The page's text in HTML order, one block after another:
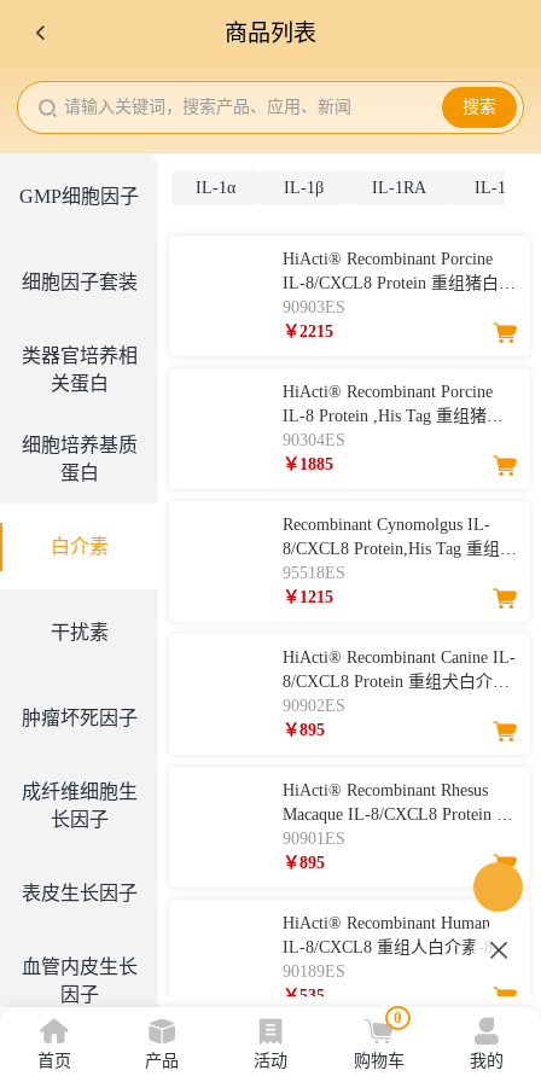
商品列表
请输入关键词，搜索产品、应用、新闻 搜索
GMP细胞因子
细胞因子套装
类器官培养相
关蛋白
细胞培养基质
蛋白
白介素
干扰素
肿瘤坏死因子
成纤维细胞生
长因子
表皮生长因子
血管内皮生长
因子
集落刺激因子
IL-1α IL-1β IL-1RA IL-
HiActi® Recombinant Porcine
IL-8/CXCL8 Protein 重组猪白介
素-8
90903ES
￥2215
HiActi® Recombinant Porcine
IL-8 Protein ,His Tag 重组猪白
介素-8
90304ES
￥1885
Recombinant Cynomolgus IL-
8/CXCL8 Protein,His Tag 重组食
蟹猴白介素-8
95518ES
￥1215
HiActi® Recombinant Canine IL-
8/CXCL8 Protein 重组犬白介
素-8
90902ES
￥895
HiActi® Recombinant Rhesus
Macaque IL-8/CXCL8 Protein 重
组恒河猴白介素-8
90901ES
￥895
HiActi® Recombinant Human
IL-8/CXCL8 重组人白介素-8
90189ES
￥535
Recombinant Human IL-8
首页 产品 活动
0
购物车 我的